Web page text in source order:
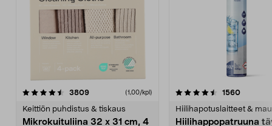
3809arvostelut (1,00/kpl)
Keittiön puhdistus & tiskaus
Mikrokuituliina 32 x 31 cm, 4
4.5viidestä
1560
Hiilihapotuslaitteet &
Hiilihappopatruuna
4.5viidestä